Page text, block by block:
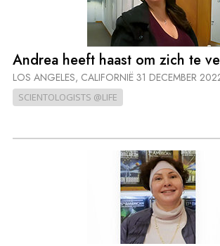
Andrea heeft haast om zich te
LOS ANGELES, CALIFORNIË 31 DECEMBER
SCIENTOLOGISTS @LIFE